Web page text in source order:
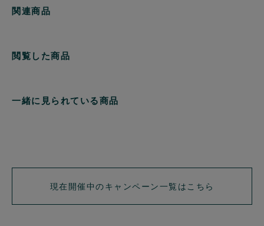
関連商品
閲覧した商品
一緒に見られている商品
現在開催中のキャンペーン一覧はこちら